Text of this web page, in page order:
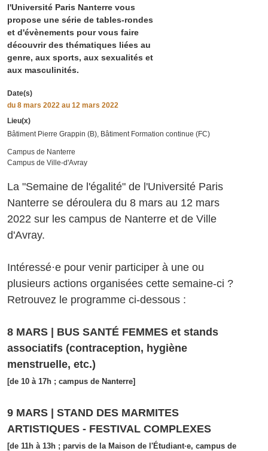
l'Université Paris Nanterre vous
propose une série de tables-rondes
et d'évènements pour vous faire
découvrir des thématiques liées au
genre, aux sports, aux sexualités et
aux masculinités.
Date(s)
du 8 mars 2022 au 12 mars 2022
Lieu(x)
Bâtiment Pierre Grappin (B), Bâtiment Formation continue (FC)
Campus de Nanterre
Campus de Ville-d'Avray
La "Semaine de l'égalité" de l'Université Paris
Nanterre se déroulera du 8 mars au 12 mars
2022 sur les campus de Nanterre et de Ville
d'Avray.
Intéressé·e pour venir participer à une ou
plusieurs actions organisées cette semaine-ci ?
Retrouvez le programme ci-dessous :
8 MARS | BUS SANTÉ FEMMES et stands
associatifs (contraception, hygiène
menstruelle, etc.)
[de 10 à 17h ; campus de Nanterre]
9 MARS | STAND DES MARMITES
ARTISTIQUES - FESTIVAL COMPLEXES
[de 11h à 13h ; parvis de la Maison de l'Étudiant·e, campus de